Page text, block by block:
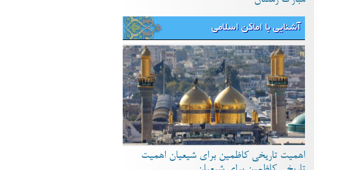
آشنایی با اماکن اسلامی
اهمیت تاریخی کاظمین برای شیعیان اهمیت